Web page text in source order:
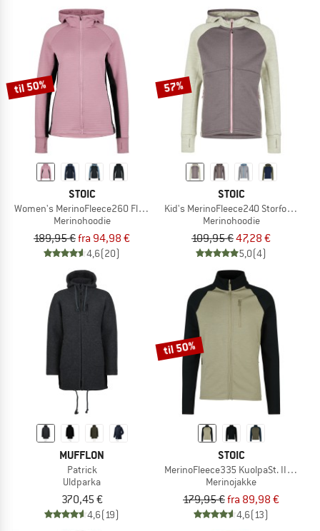
til 50%
STOIC
Women's MerinoFleece260 FlenSt. Zip Hoody
Merinohoodie
189,95 €fra 94,98 €
4,6(20)
57%
STOIC
Kid's MerinoFleece240 StorforsSt.
Merinohoodie
109,95 €47,28 €
5,0(4)
MUFFLON
Patrick
Uldparka
370,45 €
4,6(19)
til 50%
STOIC
MerinoFleece335 KuolpaSt. II Jacket
Merinojakke
179,95 €fra 89,98 €
4,6(13)